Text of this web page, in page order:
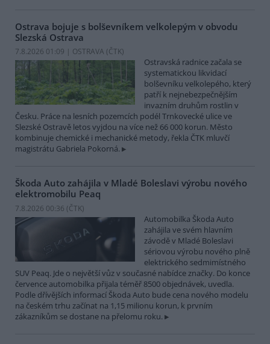
Ostrava bojuje s bolševníkem velkolepým v obvodu
Slezská Ostrava
7.8.2026 01:09 | OSTRAVA (ČTK)
Ostravská radnice začala se
systematickou likvidací
bolševníku velkolepého, který
patří k nejnebezpečnějším
invazním druhům rostlin v
Česku. Práce na lesních pozemcích podél Trnkovecké ulice ve
Slezské Ostravě letos vyjdou na více než 66 000 korun. Město
kombinuje chemické i mechanické metody, řekla ČTK mluvčí
magistrátu Gabriela Pokorná.
Škoda Auto zahájila v Mladé Boleslavi výrobu nového
elektromobilu Peaq
7.8.2026 00:36 (ČTK)
Automobilka Škoda Auto
zahájila ve svém hlavním
závodě v Mladé Boleslavi
sériovou výrobu nového plně
elektrického sedmimístného
SUV Peaq. Jde o největší vůz v současné nabídce značky. Do konce
července automobilka přijala téměř 8500 objednávek, uvedla.
Podle dřívějších informací Škoda Auto bude cena nového modelu
na českém trhu začínat na 1,15 milionu korun, k prvním
zákazníkům se dostane na přelomu roku.